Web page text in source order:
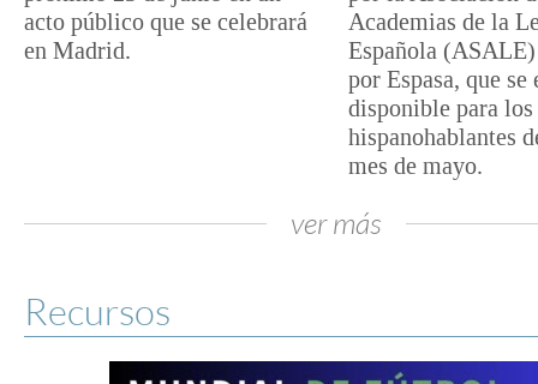
acto público que se celebrará
en Madrid.
Academias de la
Española
por Espasa, que se
disponible para los
hispanohablantes
mes de mayo.
ver más
Recursos